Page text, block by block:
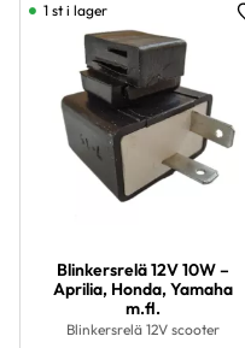
Blinkersrelä 12V 10W –
Aprilia, Honda, Yamaha
m.fl.
Blinkersrelä 12V scooter
1 st i lager